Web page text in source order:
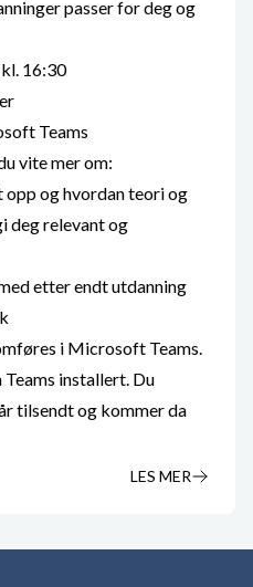
passer for deg og
16:30
Teams
vite mer om:
og hvordan teori og
deg relevant og
etter endt utdanning
i Microsoft Teams.
installert. Du
tilsendt og kommer da
LES MER